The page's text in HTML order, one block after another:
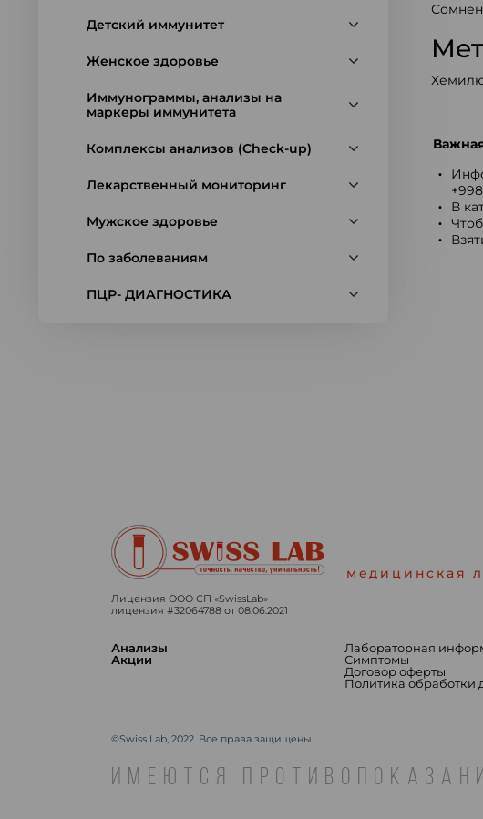
Детский иммунитет
Женское здоровье
Иммунограммы, анализы на
маркеры иммунитета
Комплексы анализов (Check-up)
Лекарственный мониторинг
Мужское здоровье
По заболеваниям
ПЦР- ДИАГНОСТИКА
В
медицинская
Лицензия ООО СП «SwissLab»
лицензия #32064788 от 08.06.2021
Анализы
Акции
Лабораторная
Симптомы
Договор оферты
Политика обработки
©Swiss Lab, 2022. Все права защищены
ИМЕЮТСЯ